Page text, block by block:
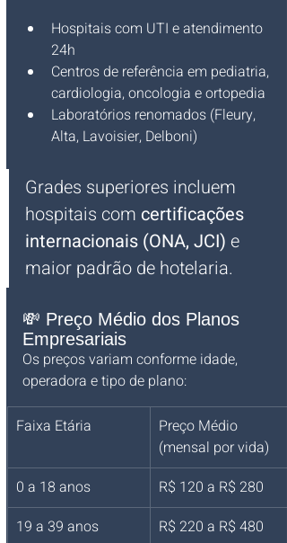
Hospitais com UTI e atendimento
24h
Centros de referência em pediatria,
cardiologia, oncologia e ortopedia
Laboratórios renomados (Fleury,
Alta, Lavoisier, Delboni)
Grades superiores incluem
hospitais com certificações
internacionais (ONA, JCI) e
maior padrão de hotelaria.
💸 Preço Médio dos Planos
Empresariais
Os preços variam conforme idade,
operadora e tipo de plano:
Faixa Etária
Preço Médio
(mensal por vida)
0 a 18 anos
R$ 120 a R$ 280
19 a 39 anos
R$ 220 a R$ 480